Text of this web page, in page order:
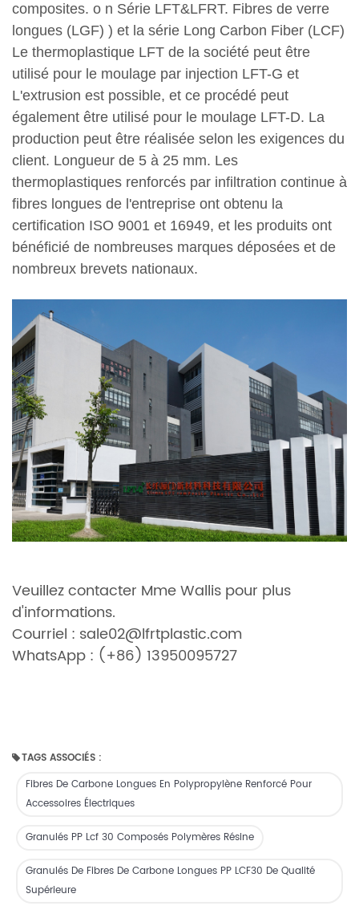
composites. o n Série LFT&LFRT. Fibres de verre
longues (LGF) ) et la série Long Carbon Fiber (LCF)
Le thermoplastique LFT de la société peut être
utilisé pour le moulage par injection LFT-G et
L'extrusion est possible, et ce procédé peut
également être utilisé pour le moulage LFT-D. La
production peut être réalisée selon les exigences du
client. Longueur de 5 à 25 mm. Les
thermoplastiques renforcés par infiltration continue à
fibres longues de l'entreprise ont obtenu la
certification ISO 9001 et 16949, et les produits ont
bénéficié de nombreuses marques déposées et de
nombreux brevets nationaux.
Veuillez contacter Mme Wallis pour plus
d'informations.
Courriel : sale02@lfrtplastic.com
WhatsApp : (+86) 13950095727
TAGS ASSOCIÉS :
Fibres De Carbone Longues En Polypropylène Renforcé Pour
Accessoires Électriques
Granulés PP Lcf 30 Composés Polymères Résine
Granulés De Fibres De Carbone Longues PP LCF30 De Qualité
Supérieure